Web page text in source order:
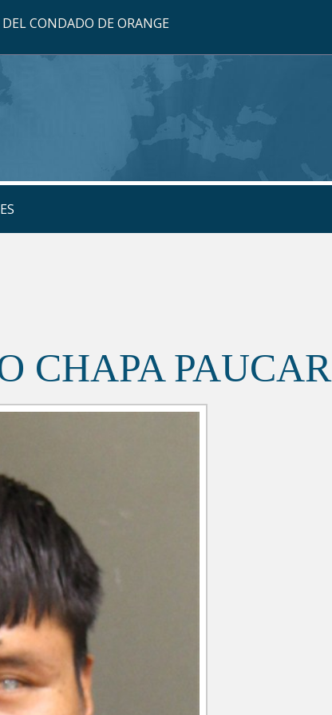
CONDADO DE ORANGE
CHAPA PAUCAR